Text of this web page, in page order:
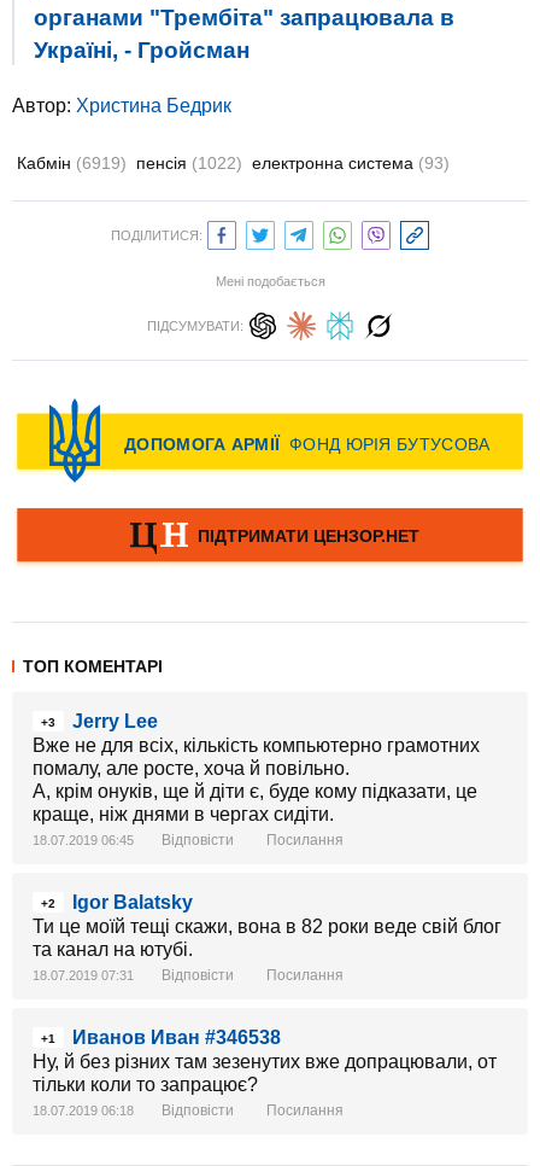
органами "Трембіта" запрацювала в
Україні, - Гройсман
Автор: Христина Бедрик
Кабмін (6919) пенсія (1022) електронна система (93)
ПОДІЛИТИСЯ:
Мені подобається
ПІДСУМУВАТИ:
ТОП КОМЕНТАРІ
+3
Jerry Lee
Вже не для всіх, кількість компьютерно грамотних
помалу, але росте, хоча й повільно.
А, крім онуків, ще й діти є, буде кому підказати, це
краще, ніж днями в чергах сидіти.
18.07.2019 06:45 Відповісти Посилання
+2
Igor Balatsky
Ти це моїй тещі скажи, вона в 82 роки веде свій блог
та канал на ютубі.
18.07.2019 07:31 Відповісти Посилання
+1
Иванов Иван #346538
Ну, й без різних там зезенутих вже допрацювали, от
тільки коли то запрацює?
18.07.2019 06:18 Відповісти Посилання